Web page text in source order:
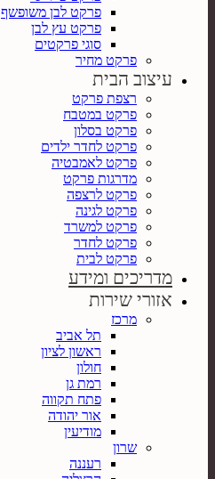
פרקט לבן משופשף
פרקט עץ לבן
סוגי פרקטים
פרקט מחיר
עיצוב הבית
רצפת פרקט
פרקט במטבח
פרקט בסלון
פרקט לחדר ילדים
פרקט לאמבטיה
מדרגות פרקט
פרקט לרצפה
פרקט לגינה
פרקט למשרד
פרקט לחדר
פרקט לבית
מדריכים ומידע
אזורי שירות
מרכז
תל אביב
ראשון לציון
חולון
רמת גן
פתח תקווה
אור יהודה
מודיעין
שרון
רעננה